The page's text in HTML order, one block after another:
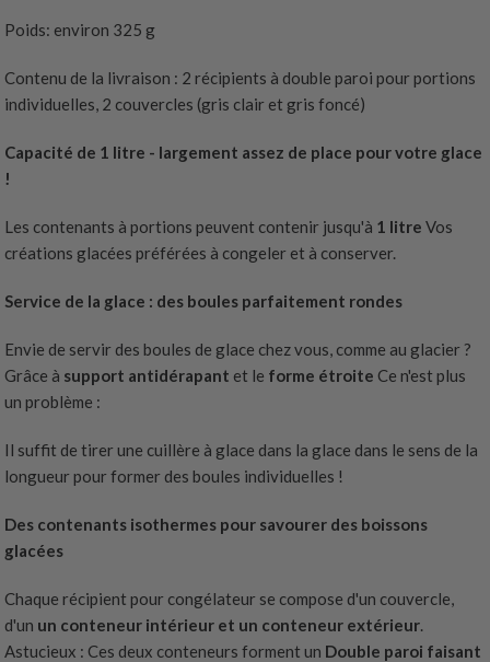
Poids: environ 325 g
Contenu de la livraison : 2 récipients à double paroi pour portions
individuelles, 2 couvercles (gris clair et gris foncé)
Capacité de 1 litre - largement assez de place pour votre glace
!
Les contenants à portions peuvent contenir jusqu'à 1 litre Vos
créations glacées préférées à congeler et à conserver.
Service de la glace : des boules parfaitement rondes
Envie de servir des boules de glace chez vous, comme au glacier ?
Grâce à support antidérapant et le forme étroite Ce n'est plus
un problème :
Il suffit de tirer une cuillère à glace dans la glace dans le sens de la
longueur pour former des boules individuelles !
Des contenants isothermes pour savourer des boissons
glacées
Chaque récipient pour congélateur se compose d'un couvercle,
d'un un conteneur intérieur et un conteneur extérieur.
Astucieux : Ces deux conteneurs forment un Double paroi faisant